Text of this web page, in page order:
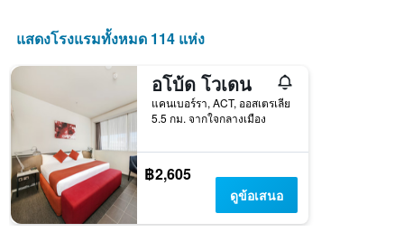
แสดงโรงแรมทั้งหมด 114 แห่ง
อโบ้ด โวเดน
แคนเบอร์รา, ACT, ออสเตรเลีย
5.5 กม. จากใจกลางเมือง
฿2,605
ดูข้อเสนอ